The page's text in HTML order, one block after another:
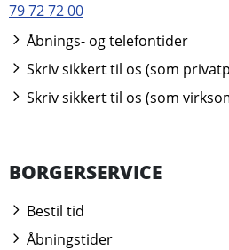
79 72 72 00
Åbnings- og telefontider
Skriv sikkert til os (som
Skriv sikkert til os (som
BORGERSERVICE
Bestil tid
Åbningstider